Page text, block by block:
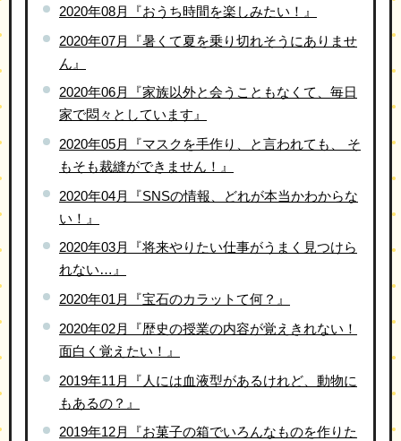
2020年08月『おうち時間を楽しみたい！』
2020年07月『暑くて夏を乗り切れそうにありませ
ん』
2020年06月『家族以外と会うこともなくて、毎日
家で悶々としています』
2020年05月『マスクを手作り、と言われても、 そ
もそも裁縫ができません！』
2020年04月『SNSの情報、どれが本当かわからな
い！』
2020年03月『将来やりたい仕事がうまく見つけら
れない…』
2020年01月『宝石のカラットて何？』
2020年02月『歴史の授業の内容が覚えきれない！
面白く覚えたい！』
2019年11月『人には血液型があるけれど、動物に
もあるの？』
2019年12月『お菓子の箱でいろんなものを作りた